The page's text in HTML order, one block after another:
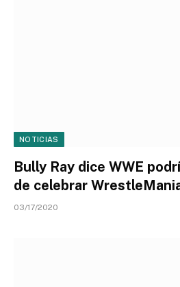
NOTICIAS
Bully Ray dice WWE
de celebrar
03/17/2020